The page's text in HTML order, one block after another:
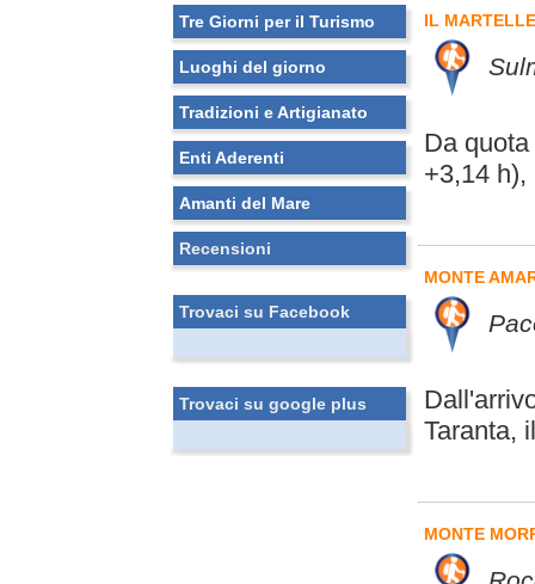
Tre Giorni per il Turismo
Luoghi del giorno
Tradizioni e Artigianato
Enti Aderenti
Amanti del Mare
Recensioni
Trovaci su Facebook
Trovaci su google plus
IL
Da
+3,14 h),
MONTE
Taranta,
MONTE